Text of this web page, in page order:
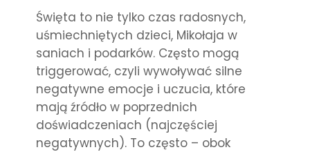
Święta to nie tylko czas radosnych,
uśmiechniętych dzieci, Mikołaja w
saniach i podarków. Często mogą
triggerować, czyli wywoływać silne
negatywne emocje i uczucia, które
mają źródło w poprzednich
doświadczeniach (najczęściej
negatywnych). To często – obok